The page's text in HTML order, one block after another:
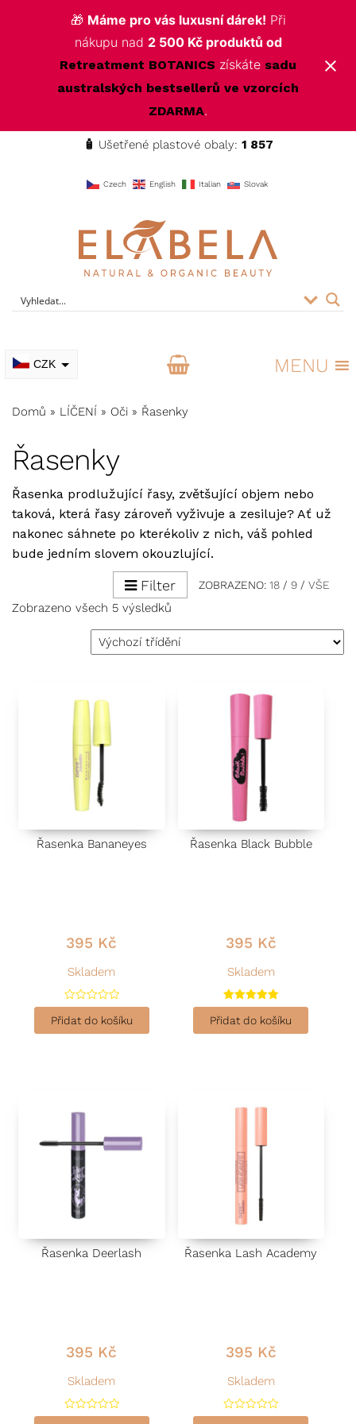
🎁 Máme pro vás luxusní dárek! Při
nákupu nad 2 500 Kč produktů od
Retreatment BOTANICS získáte sadu
australských bestsellerů ve vzorcích
ZDARMA.
🧴 Ušetřené plastové obaly: 1 857
Czech English Italian Slovak
ELABELA Beauty Kvalitní kosmetika pro vás
CZK MENU
Domů » LÍČENÍ » Oči » Řasenky
Řasenky
Řasenka prodlužující řasy, zvětšující objem nebo
taková, která řasy zároveň vyživuje a zesiluje? Ať už
nakonec sáhnete po kterékoliv z nich, váš pohled
bude jedním slovem okouzlující.
ZOBRAZENO: 18 / 9 / VŠE
Filter
Zobrazeno všech 5 výsledků
Řasenka Bananeyes
395 Kč
Skladem
H
o
Přidat do košíku
Řasenka Black Bubble
395 Kč
Skladem
Hodnocení
5.00
Přidat do košíku
Řasenka Deerlash
395 Kč
Skladem
H
Řasenka Lash Academy
395 Kč
Skladem
H